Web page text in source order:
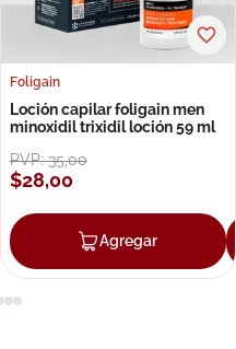
Agregar
Foligain
Loción capilar foligain men
minoxidil trixidil loción 59 ml
PVP:35,00
$28,00
Agregar